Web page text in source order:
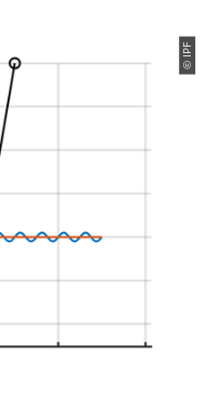
© IPF